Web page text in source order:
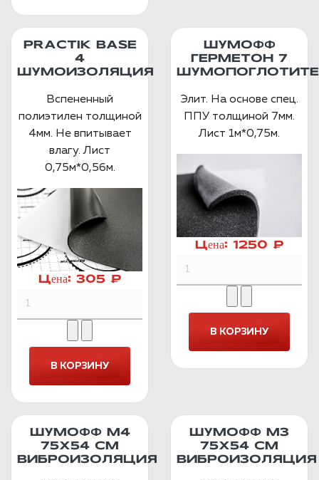
PRACTIK BASE
4
ШУМОИЗОЛЯЦИЯ
Вспененный
полиэтилен толщиной
4мм. Не впитывает
влагу. Лист
0,75м*0,56м.
Цена: 305 ₽
ШУМОФФ
ГЕРМЕТОН 7
Элит. На основе спец.
ППУ толщиной 7мм.
Лист 1м*0,75м.
Цена: 1250 ₽
ШУМОФФ М4
75Х54 СМ
ВИБРОИЗОЛЯЦИЯ
ШУМОФФ М3
75Х54 СМ
ВИБРОИЗОЛЯЦИЯ